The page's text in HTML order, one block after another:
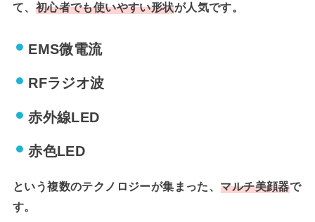
て、 初心者でも使いやすい形状が人気です。
EMS微電流
RFラジオ波
赤外線LED
赤色LED
という複数のテクノロジーが集まった、 マルチ美顔器で
す。